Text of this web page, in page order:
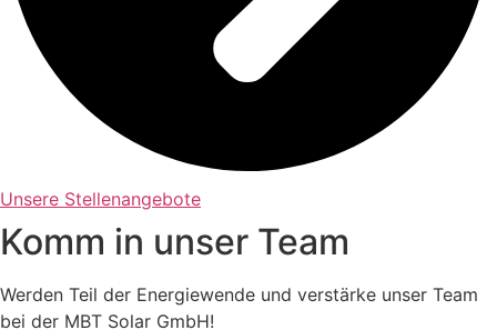
Unsere Stellenangebote
Komm in unser Team
Werden Teil der Energiewende und verstärke unser Team
bei der MBT Solar GmbH!